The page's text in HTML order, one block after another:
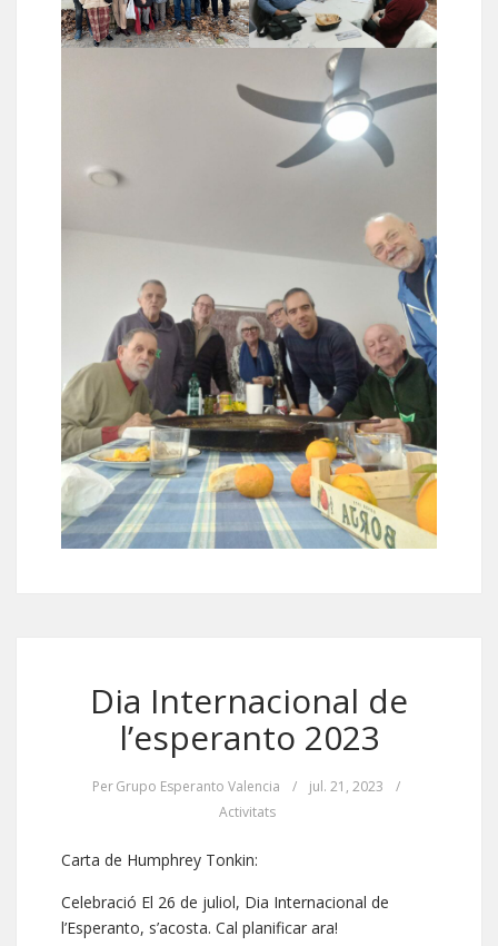
Dia Internacional de
l’esperanto 2023
PerGrupo Esperanto Valencia / jul. 21, 2023
/
Activitats
Carta de Humphrey Tonkin:
Celebració El 26 de juliol, Dia Internacional de
l’Esperanto, s’acosta. Cal planificar ara!